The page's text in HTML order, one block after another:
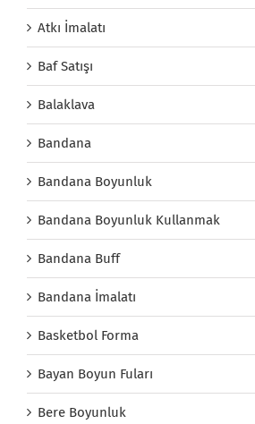
Atkı İmalatı
Baf Satışı
Balaklava
Bandana
Bandana Boyunluk
Bandana Boyunluk Kullanmak
Bandana Buff
Bandana İmalatı
Basketbol Forma
Bayan Boyun Fuları
Bere Boyunluk